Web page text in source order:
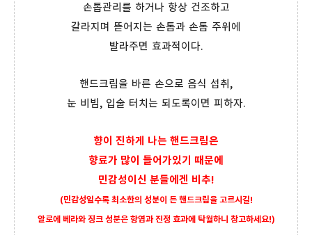
손톱관리를 하거나 항상 건조하고
갈라지며 뜯어지는 손톱과 손톱 주위에
발라주면 효과적이다.
핸드크림을 바른 손으로 음식 섭취,
눈 비빔, 입술 터치는 되도록이면 피하자.
향이 진하게 나는 핸드크림은
향료가 많이 들어가있기 때문에
민감성이신 분들에겐 비추!
(민감성일수록 최소한의 성분이 든 핸드크림을 고르시길!
알로에 베라와 징크 성분은 항염과 진정 효과에 탁월하니 참고하세요!)